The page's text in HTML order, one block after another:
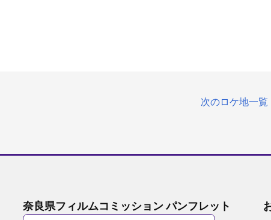
次のロケ地一覧
奈良県フィルムコミッション パンフレット